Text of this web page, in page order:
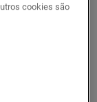
em 5
cookies são